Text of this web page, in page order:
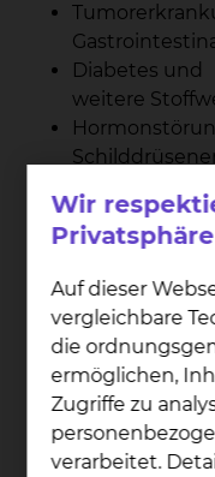
Diabetes und
weitere
>
stationäre
Wir
Privatsphäre
Auf dieser
vergleichbare
die
ermöglichen,
Zugriffe zu
verarbeitet.